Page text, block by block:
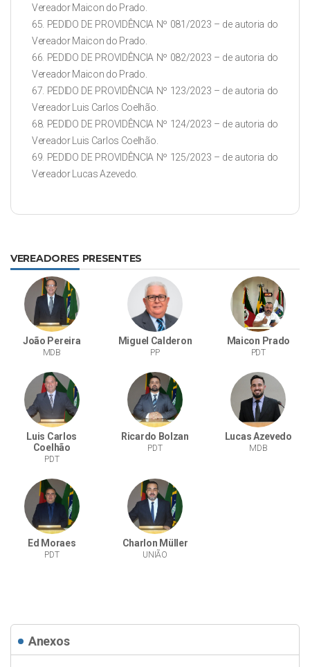
Vereador Maicon do Prado.
65. PEDIDO DE PROVIDÊNCIA Nº 081/2023 – de autoria do
Vereador Maicon do Prado.
66. PEDIDO DE PROVIDÊNCIA Nº 082/2023 – de autoria do
Vereador Maicon do Prado.
67. PEDIDO DE PROVIDÊNCIA Nº 123/2023 – de autoria do
Vereador Luis Carlos Coelhão.
68. PEDIDO DE PROVIDÊNCIA Nº 124/2023 – de autoria do
Vereador Luis Carlos Coelhão.
69. PEDIDO DE PROVIDÊNCIA Nº 125/2023 – de autoria do
Vereador Lucas Azevedo.
VEREADORES PRESENTES
João Pereira
MDB
Miguel Calderon
PP
Maicon Prado
PDT
Luis Carlos
Coelhão
PDT
Ricardo Bolzan
PDT
Lucas Azevedo
MDB
Ed Moraes
PDT
Charlon Müller
UNIÃO
Anexos